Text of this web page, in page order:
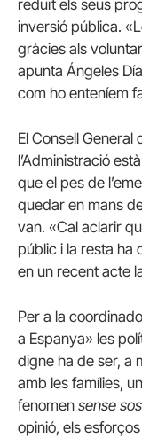
reduït els seus
inversió pública.
gràcies als
apunta Ángeles
com ho enteníem
El Consell
l’Administració
que el pes de
quedar en mans
van. «Cal aclarir
públic i la resta ha
en un recent acte
Per a la
a Espanya» les
digne ha de ser, a
amb les famílies,
fenomen sense
opinió, els